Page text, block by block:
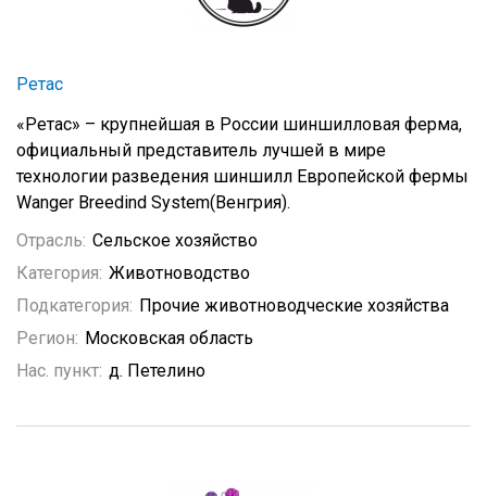
Ретас
«Ретас» – крупнейшая в России шиншилловая ферма,
официальный представитель лучшей в мире
технологии разведения шиншилл Европейской фермы
Wanger Breedind System(Венгрия).
Отрасль: Сельское хозяйство
Категория: Животноводство
Подкатегория: Прочие животноводческие хозяйства
Регион: Московская область
Нас. пункт: д. Петелино